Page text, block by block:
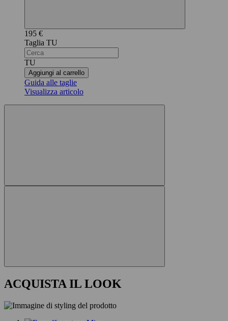
195 €
TU
TU
Aggiungi al carrello
Guida alle taglie
Visualizza articolo
ACQUISTA IL LOOK